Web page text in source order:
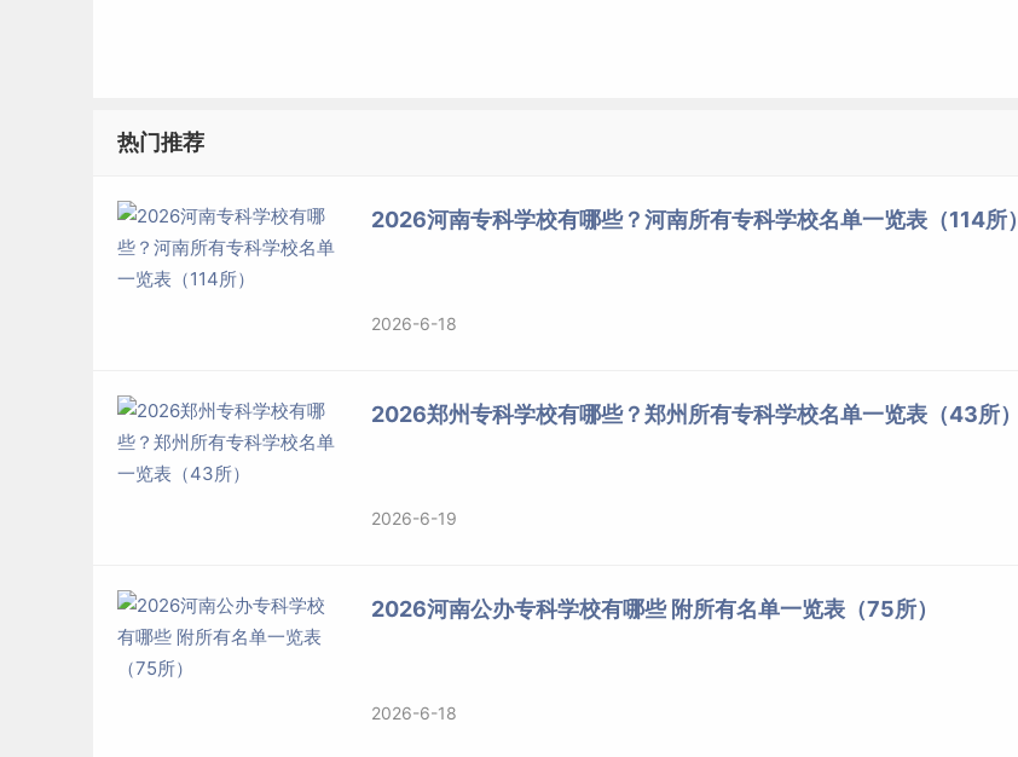
热门推荐
2026河南专科学校有哪些？河南所有专科学校名单一览表（114所）
2026-6-18
2026郑州专科学校有哪些？郑州所有专科学校名单一览表（43所）
2026-6-19
2026河南公办专科学校有哪些 附所有名单一览表（75所）
2026-6-18